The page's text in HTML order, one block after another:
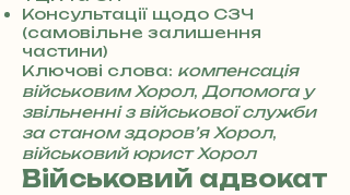
Консультації щодо СЗЧ
(самовільне залишення
частини)
Ключові слова: компенсація
військовим Хорол, Допомога у
звільненні з військової служби
за станом здоров’я Хорол,
військовий юрист Хорол
Військовий адвокат